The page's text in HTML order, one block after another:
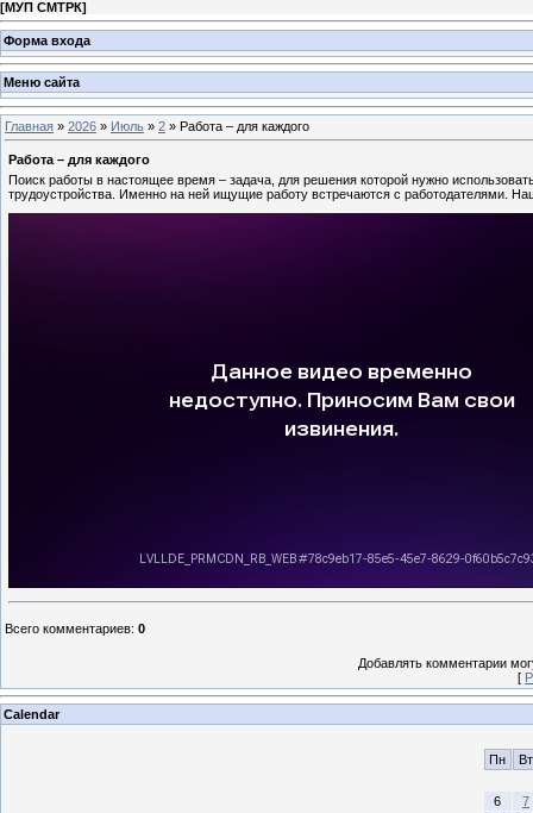
[МУП СМТРК]
Форма входа
Меню сайта
Главная » 2026 » Июль » 2 » Работа – для каждого
Работа – для каждого
Поиск работы в настоящее время – задача, для решения которой нужно
трудоустройства. Именно на ней ищущие работу встречаются с работодателями.
Всего комментариев: 0
Добавлять комментарии
[
Calendar
Пн Вт
6
7